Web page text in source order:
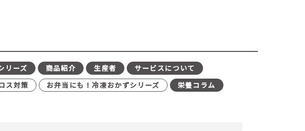
リーズ 商品紹介 生産者
サービスについて
ス対策 お弁当にも！冷凍おかずシリーズ
栄養コラム